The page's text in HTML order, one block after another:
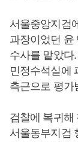
서울중앙지검
과장이었던 윤
수사를 맡았다
민정수석실에
측근으로 평가
검찰에 복귀해
서울동부지검